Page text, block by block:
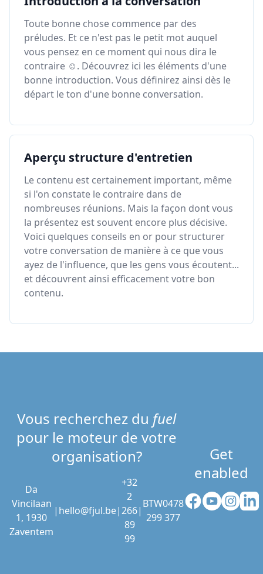
Toute bonne chose commence par des
préludes. Et ce n'est pas le petit mot auquel
vous pensez en ce moment qui nous dira le
contraire ☺. Découvrez ici les éléments d'une
bonne introduction. Vous définirez ainsi dès le
départ le ton d'une bonne conversation.
Aperçu structure d'entretien
Le contenu est certainement important, même
si l'on constate le contraire dans de
nombreuses réunions. Mais la façon dont vous
la présentez est souvent encore plus décisive.
Voici quelques conseils en or pour structurer
votre conversation de manière à ce que vous
ayez de l'influence, que les gens vous écoutent...
et découvrent ainsi efficacement votre bon
contenu.
Vous recherchez du fuel
pour le moteur de votre
organisation?
Da
Vincilaan
1, 1930
Zaventem
| hello@fjul.be|
+32
2
266
89
99
|
BTW0478
299 377
Get
enabled
Facebook
YouTube